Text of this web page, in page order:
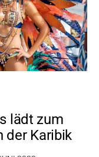
lädt zum
der Karibik